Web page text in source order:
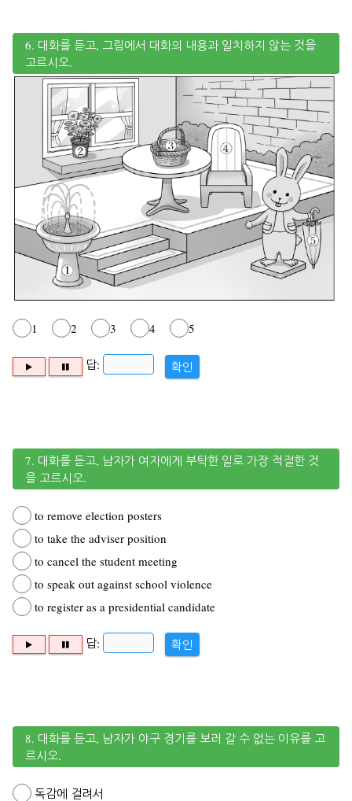
6. 대화를 듣고, 그림에서 대화의 내용과 일치하지 않는 것을
고르시오.
1 2 3 4 5
답: 확인
7. 대화를 듣고, 남자가 여자에게 부탁한 일로 가장 적절한 것
을 고르시오.
to remove election posters
to take the adviser position
to cancel the student meeting
to speak out against school violence
to register as a presidential candidate
답: 확인
8. 대화를 듣고, 남자가 야구 경기를 보러 갈 수 없는 이유를 고
르시오.
독감에 걸려서